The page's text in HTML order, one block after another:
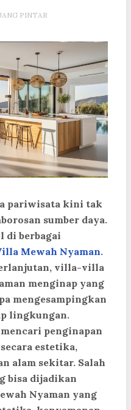
PINTAR
pariwisata kini tak
sumber daya.
di berbagai
Mewah Nyaman.
villa-villa
menginap yang
mengesampingkan
lingkungan.
penginapan
estetika,
alam sekitar. Salah
bisa dijadikan
Nyaman yang